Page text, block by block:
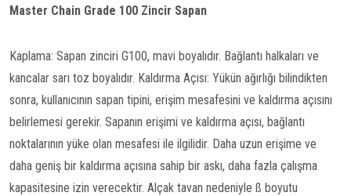
Master Chain Grade 100 Zincir Sapan
Kaplama: Sapan zinciri G100, mavi boyalıdır. Bağlantı halkaları ve
kancalar sarı toz boyalıdır. Kaldırma Açısı: Yükün ağırlığı bilindikten
sonra, kullanıcının sapan tipini, erişim mesafesini ve kaldırma açısını
belirlemesi gerekir. Sapanın erişimi ve kaldırma açısı, bağlantı
noktalarının yüke olan mesafesi ile ilgilidir. Daha uzun erişime ve
daha geniş bir kaldırma açısına sahip bir askı, daha fazla çalışma
kapasitesine izin verecektir. Alçak tavan nedeniyle ß boyutu